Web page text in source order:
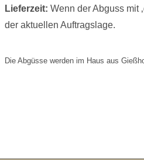
Lieferzeit: Wenn der Abguss mit
der aktuellen Auftragslage.
Die Abgüsse werden im Haus aus